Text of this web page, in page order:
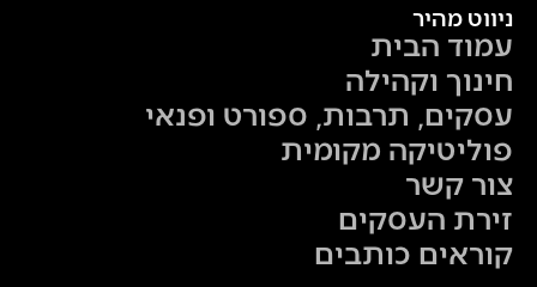
ניווט מהיר
עמוד הבית
חינוך וקהילה
עסקים, תרבות, ספורט ופנאי
פוליטיקה מקומית
צור קשר
זירת העסקים
קוראים כותבים